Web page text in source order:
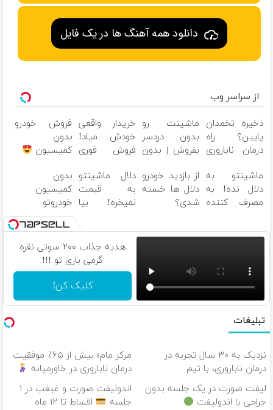
دانلود همه آهنگ ها در یک فایل
از سراسر وب
ذخیره تخمدان
پایین؟ راه
درمان ناباروری
است
ماشینت رو
بدون دردسر
بفروش | بدون
خریدار واقعی
خودش میاد!
فروش فوری
همراه مکانیک
فروش خودرو
بدون
کمیسیون
ماشینتو به
دلال نده! به
مصرف کننده
پاسخ به یک
از بازدید خودرو
دلال ها خسته
شدی؟
ماشینت رو
دلال ماشینتو
به قیمت
نمیخره! بیا
بفروش*فقط
خریدار واقعی*
بدون
کمیسیون
خودروتو
بفروش
هدیه جذاب ۲۰۰ سوتی نقره
گرمی باری تو !!!
کلیک کن!
تبلیغات
نزدیک به ۳۰ سال تجربه در
درمان ناباروری، با تیم
فوق‌تخصصی مام
مرکز مام؛ بیش از ۶۵٪ موفقیت
درمان ناباروری در خاورمیانه
لیفت صورت در یک جلسه بدون
جراحی با اندولیفت
اندولیفت صورت و غبغب در ۱
جلسه
اقساط تا ۱۲ ماه